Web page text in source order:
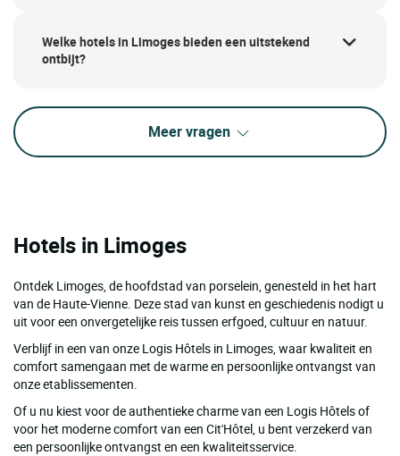
Welke hotels in Limoges bieden een uitstekend
ontbijt?
Meer vragen
Hotels in Limoges
Ontdek Limoges, de hoofdstad van porselein, genesteld in het hart
van de Haute-Vienne. Deze stad van kunst en geschiedenis nodigt u
uit voor een onvergetelijke reis tussen erfgoed, cultuur en natuur.
Verblijf in een van onze Logis Hôtels in Limoges, waar kwaliteit en
comfort samengaan met de warme en persoonlijke ontvangst van
onze etablissementen.
Of u nu kiest voor de authentieke charme van een Logis Hôtels of
voor het moderne comfort van een Cit'Hôtel, u bent verzekerd van
een persoonlijke ontvangst en een kwaliteitsservice.